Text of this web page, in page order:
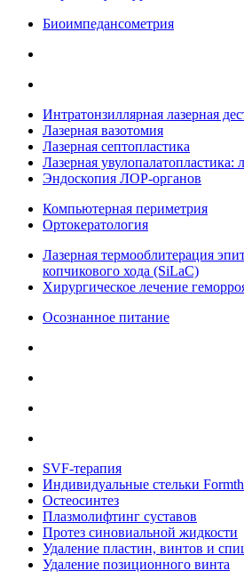
Биоимпедансометрия
Интратонзиллярная лазерная
Лазерная вазотомия
Лазерная септопластика
Лазерная увулопалатопластика:
Эндоскопия ЛОР-органов
Компьютерная периметрия
Ортокератология
Лазерная термооблитерация
копчикового хода (SiLaC)
Хирургическое лечение
Осознанное питание
SVF-терапия
Индивидуальные стельки
Остеосинтез
Плазмолифтинг суставов
Протез синовиальной жидкости
Удаление пластин, винтов и
Удаление позиционного винта